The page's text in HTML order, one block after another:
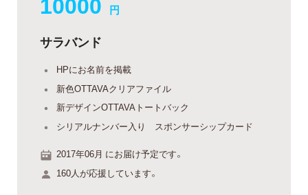
円
サラバンド
HPにお名前を掲載
新色OTTAVAクリアファイル
新デザインOTTAVAトートバック
シリアルナンバー入り スポンサーシップカード
2017年06月 にお届け予定です。
160人が応援しています。